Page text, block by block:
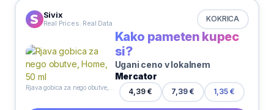
Sivix
Real Prices. Real Data KOKRICA
Kako pameten kupec
si?
Ugani ceno v lokalnem
Mercator
4,39 € 7,39 € 1,35 €